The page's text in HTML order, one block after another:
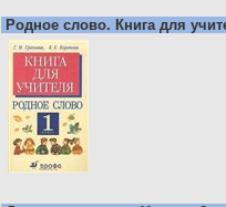
Родное слово. Книга для